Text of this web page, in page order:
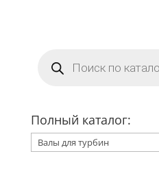
товаров
Полный каталог: